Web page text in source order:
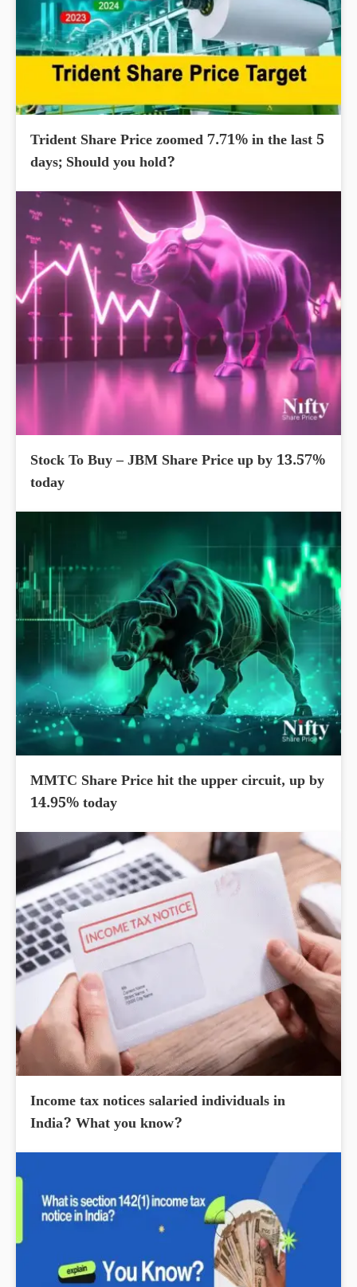
Trident Share Price zoomed 7.71% in the last 5
days; Should you hold?
Stock To Buy – JBM Share Price up by 13.57%
today
MMTC Share Price hit the upper circuit, up by
14.95% today
Income tax notices salaried individuals in
India? What you know?